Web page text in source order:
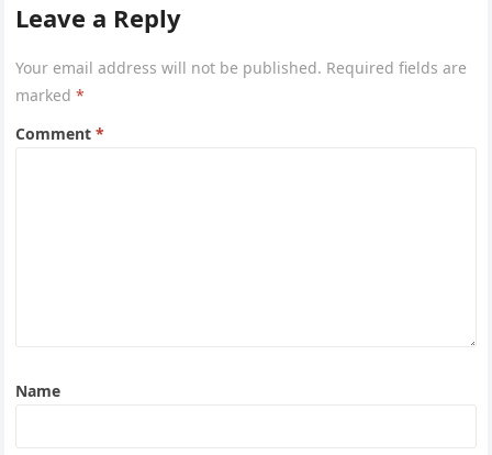
Leave a Reply
Your email address will not be published. Required fields are
marked*
Comment*
Name